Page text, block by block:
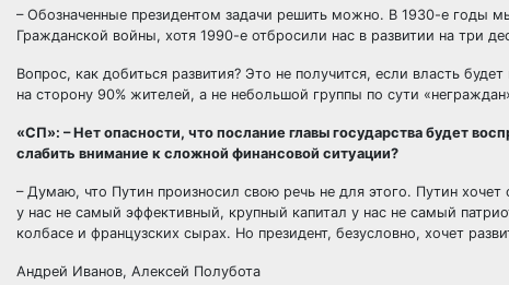
– Обозначенные президентом задачи решить можно. В 1930-е годы
Гражданской войны, хотя 1990-е отбросили нас в развитии на три
Вопрос, как добиться развития? Это не получится, если власть
на сторону 90% жителей, а не небольшой группы по сути
«СП»: – Нет опасности, что послание главы государства будет
слабить внимание к сложной финансовой ситуации?
– Думаю, что Путин произносил свою речь не для этого. Путин хочет
у нас не самый эффективный, крупный капитал у нас не самый
колбасе и французских сырах. Но президент, безусловно, хочет
Андрей Иванов, Алексей Полубота